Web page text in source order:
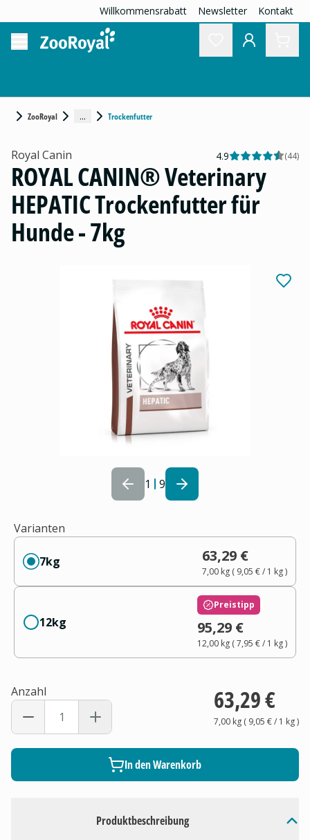
Willkommensrabatt Newsletter Kontakt
ZooRoyal ... Trockenfutter
1 9
Produktbeschreibung
Royal Canin 4.9 (44)
ROYAL CANIN® Veterinary
HEPATIC Trockenfutter für
Hunde - 7kg
Varianten
7kg 63,29 €
7,00 kg( 9,05 €/ 1 kg)
12kg
Preistipp
95,29 €
12,00 kg(7,95 €/ 1 kg)
Anzahl 63,29 €
7,00 kg( 9,05 €/ 1 kg)
In den Warenkorb